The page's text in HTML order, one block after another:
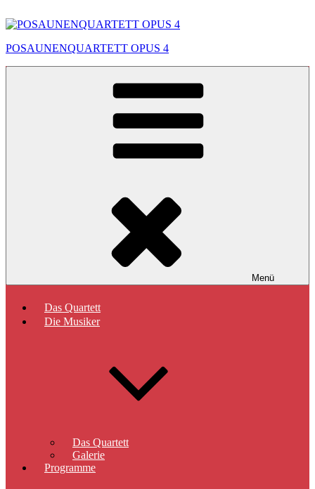
Inhalt
POSAUNENQUARTETT OPUS 4
Menü
Das Quartett
Die Musiker
Das Quartett
Galerie
Programme